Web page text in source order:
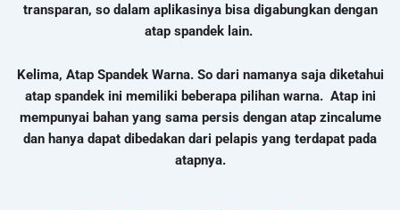
transparan, so dalam aplikasinya bisa digabungkan dengan
atap spandek lain.
Kelima, Atap Spandek Warna. So dari namanya saja diketahui
atap spandek ini memiliki beberapa pilihan warna. Atap ini
mempunyai bahan yang sama persis dengan atap zincalume
dan hanya dapat dibedakan dari pelapis yang terdapat pada
atapnya.